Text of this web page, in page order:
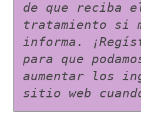
de que reciba
tratamiento si
informa.
para que
aumentar los
sitio web